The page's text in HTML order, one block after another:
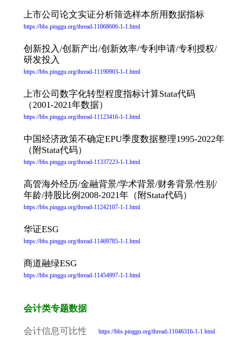
上市公司论文实证分析筛选样本所用数据指标
https://bbs.pinggu.org/thread-11068606-1-1.html
创新投入/创新产出/创新效率/专利申请/专利授权/
研发投入
https://bbs.pinggu.org/thread-11190903-1-1.html
上市公司数字化转型程度指标计算Stata代码
（2001-2021年数据）
https://bbs.pinggu.org/thread-11123416-1-1.html
中国经济政策不确定EPU季度数据整理1995-2022年
（附Stata代码）
https://bbs.pinggu.org/thread-11337223-1-1.html
高管海外经历/金融背景/学术背景/财务背景/性别/
年龄/持股比例2008-2021年（附Stata代码）
https://bbs.pinggu.org/thread-11242107-1-1.html
华证ESG
https://bbs.pinggu.org/thread-11469785-1-1.html
商道融绿ESG
https://bbs.pinggu.org/thread-11454997-1-1.html
会计类专题数据
会计信息可比性 https://bbs.pinggu.org/thread-11046316-1-1.html